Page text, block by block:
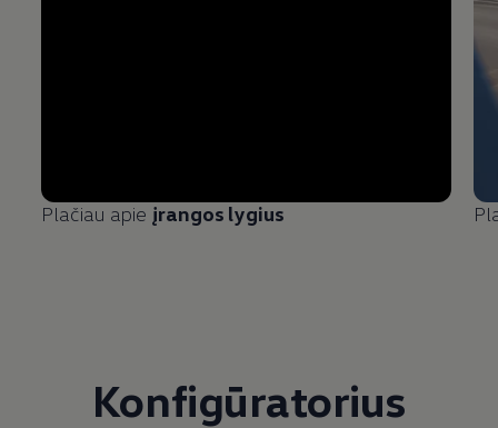
Plačiau apie įrangos lygius
Konfigūratorius